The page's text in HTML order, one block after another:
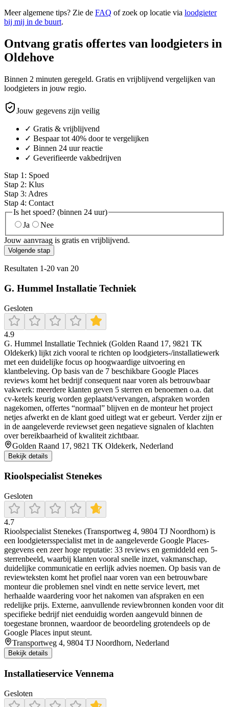
Meer algemene tips? Zie de FAQ of zoek op locatie via loodgieter
bij mij in de buurt.
Ontvang gratis offertes van loodgieters in
Oldehove
Binnen 2 minuten geregeld. Gratis en vrijblijvend vergelijken van
loodgieters in jouw regio.
Jouw gegevens zijn veilig
✓ Gratis & vrijblijvend
✓ Bespaar tot 40% door te vergelijken
✓ Binnen 24 uur reactie
✓ Geverifieerde vakbedrijven
Stap 1 : Spoed
Stap 2: Klus
Stap 3: Adres
Stap 4: Contact
Is het spoed? (binnen 24 uur)
Ja
Nee
Jouw aanvraag is gratis en vrijblijvend.
Volgende stap
Resultaten 1-20 van 20
G. Hummel Installatie Techniek
Gesloten
4.9
G. Hummel Installatie Techniek (Golden Raand 17, 9821 TK
Oldekerk) lijkt zich vooral te richten op loodgieters-/installatiewerk
met een duidelijke focus op hoogwaardige uitvoering en
klantbeleving. Op basis van de 7 beschikbare Google Places
reviews komt het bedrijf consequent naar voren als betrouwbaar
vakwerk: meerdere klanten geven 5 sterren en benoemen o.a. dat
cv-ketels keurig worden geplaatst/vervangen, afspraken worden
nagekomen, offertes “normaal” blijven en de monteur het project
netjes afwerkt en de klant goed uitlegt wat er gebeurt. Verder zijn er
in de aangeleverde reviewset geen negatieve signalen of klachten
over bereikbaarheid of kwaliteit zichtbaar.
Golden Raand 17, 9821 TK Oldekerk, Nederland
Bekijk details
Rioolspecialist Stenekes
Gesloten
4.7
Rioolspecialist Stenekes (Transportweg 4, 9804 TJ Noordhorn) is
een loodgietersspecialist met in de aangeleverde Google Places-
gegevens een zeer hoge reputatie: 33 reviews en gemiddeld een 5-
sterrenbeeld, waarbij klanten vooral snelle inzet, vakmanschap,
duidelijke communicatie en eerlijk advies noemen. Op basis van de
reviewteksten komt het profiel naar voren van een betrouwbare
monteur die problemen snel vindt en nette service levert, met
herhaalde waardering voor het nakomen van afspraken en een
redelijke prijs. Externe, aanvullende reviewbronnen konden voor dit
specifieke bedrijf niet eenduidig worden aangevuld binnen de
toegestane bronnen, waardoor de beoordeling grotendeels op de
Google Places input steunt.
Transportweg 4, 9804 TJ Noordhorn, Nederland
Bekijk details
Installatieservice Vennema
Gesloten